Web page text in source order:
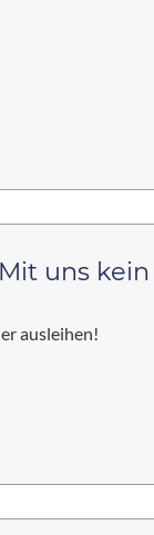
uns kein
ausleihen!